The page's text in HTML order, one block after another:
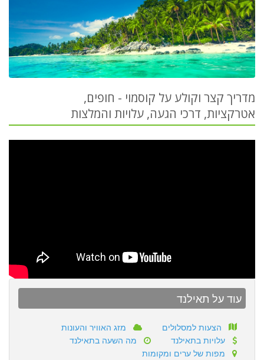
מדריך קצר וקולע על קוסמוי - חופים,
אטרקציות, דרכי הגעה, עלויות והמלצות
עוד על תאילנד
הצעות למסלולים
מזג האוויר והעונות
עלויות בתאילנד
מה השעה בתאילנד
מפות של ערים ומקומות